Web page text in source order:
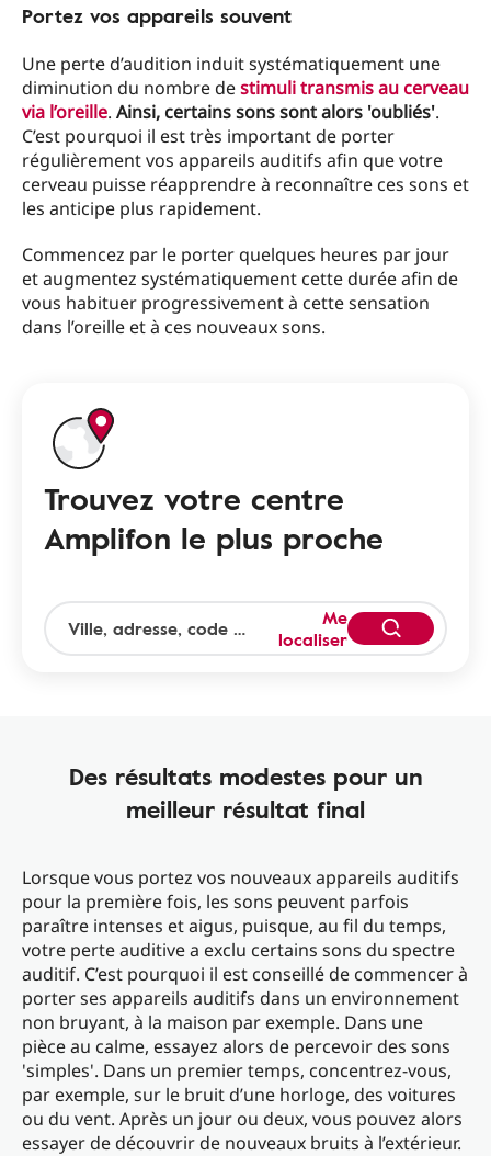
Portez vos appareils souvent
Une perte d’audition induit systématiquement une
diminution du nombre destimuli transmis au cerveau
via l’oreille. Ainsi, certains sons sont alors 'oubliés'.
C’est pourquoi il est très important de porter
régulièrement vos appareils auditifs afin que votre
cerveau puisse réapprendre à reconnaître ces sons et
les anticipe plus rapidement.
Commencez par le porter quelques heures par jour
et augmentez systématiquement cette durée afin de
vous habituer progressivement à cette sensation
dans l’oreille et à ces nouveaux sons.
Trouvez votre centre
Amplifon le plus proche
Me
localiser
Des résultats modestes pour un
meilleur résultat final
Lorsque vous portez vos nouveaux appareils auditifs
pour la première fois, les sons peuvent parfois
paraître intenses et aigus, puisque, au fil du temps,
votre perte auditive a exclu certains sons du spectre
auditif. C’est pourquoi il est conseillé de commencer à
porter ses appareils auditifs dans un environnement
non bruyant, à la maison par exemple. Dans une
pièce au calme, essayez alors de percevoir des sons
'simples'. Dans un premier temps, concentrez-vous,
par exemple, sur le bruit d’une horloge, des voitures
ou du vent. Après un jour ou deux, vous pouvez alors
essayer de découvrir de nouveaux bruits à l’extérieur.